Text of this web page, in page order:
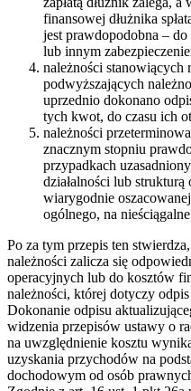
finansowej dłużnika
jest prawdopodobna –
lub innym
należności
podwyższających
uprzednio dokonano
tych kwot, do czasu ich
należności
znacznym stopniu
przypadkach
działalności lub
wiarygodnie
ogólnego, na
Po za tym przepis ten
należności zalicza się
operacyjnych lub do kosztów
należności, której dotyczy
Dokonanie odpisu
widzenia przepisów ustawy o
na uwzględnienie kosztu
uzyskania przychodów na
dochodowym od osób